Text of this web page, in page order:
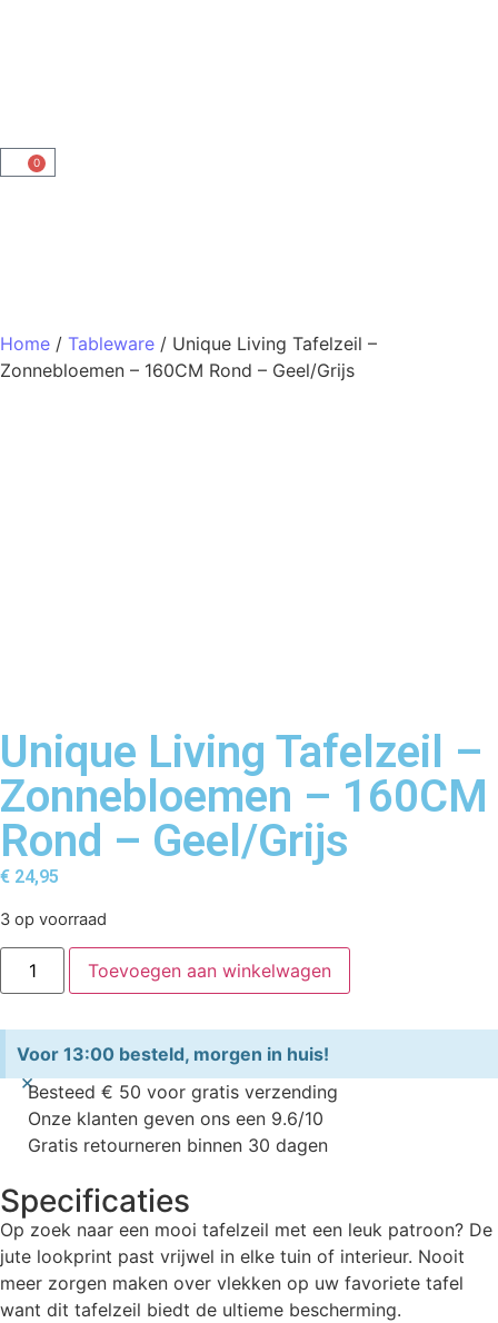
0
Home / Tableware / Unique Living Tafelzeil –
Zonnebloemen – 160CM Rond – Geel/Grijs
Unique Living Tafelzeil –
Zonnebloemen – 160CM
Rond – Geel/Grijs
€ 24,95
3 op voorraad
Toevoegen aan winkelwagen
Voor 13:00 besteld, morgen in huis!
×Besteed € 50 voor gratis verzending
Onze klanten geven ons een 9.6/10
Gratis retourneren binnen 30 dagen
Specificaties
Op zoek naar een mooi tafelzeil met een leuk patroon? De
jute lookprint past vrijwel in elke tuin of interieur. Nooit
meer zorgen maken over vlekken op uw favoriete tafel
want dit tafelzeil biedt de ultieme bescherming.